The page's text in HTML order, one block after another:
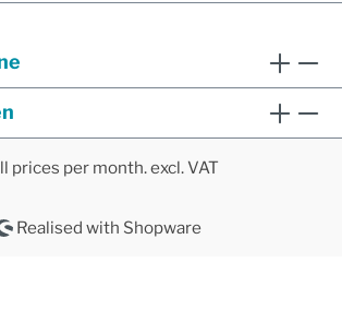
prices per month. excl. VAT
Realised with Shopware